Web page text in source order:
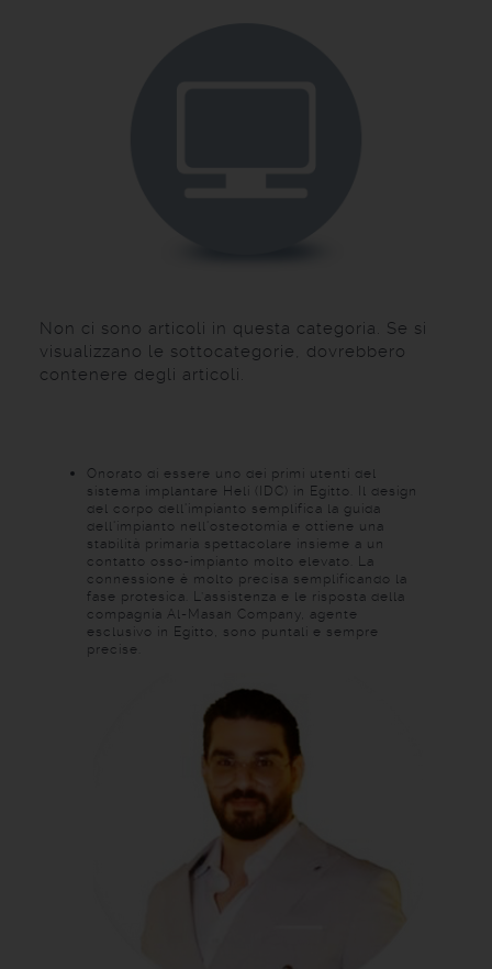
Non ci sono articoli in questa categoria. Se si
visualizzano le sottocategorie, dovrebbero
contenere degli articoli.
Onorato di essere uno dei primi utenti del
sistema implantare Heli (IDC) in Egitto. Il design
del corpo dell'impianto semplifica la guida
dell'impianto nell'osteotomia e ottiene una
stabilità primaria spettacolare insieme a un
contatto osso-impianto molto elevato. La
connessione è molto precisa semplificando la
fase protesica. L’assistenza e le risposta della
compagnia Al-Masah Company, agente
esclusivo in Egitto, sono puntali e sempre
precise.